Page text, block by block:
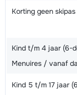
Korting geen skipas
Kind t/m 4 jaar (6-
Menuires / vanaf
Kind 5 t/m 17 jaar